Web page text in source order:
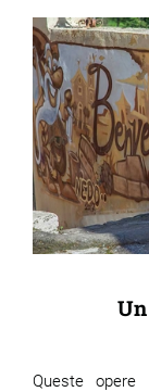
Queste